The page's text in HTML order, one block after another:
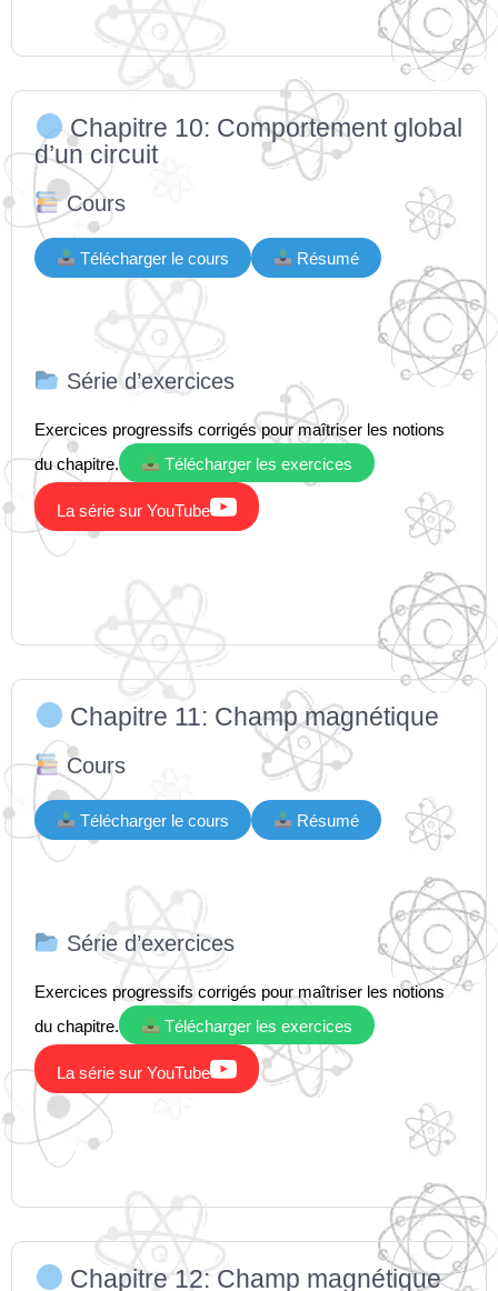
Chapitre 10: Comportement global
d’un circuit
Cours
Télécharger le cours Résumé
Série d’exercices
Exercices progressifs corrigés pour maîtriser les notions
du chapitre.
Télécharger les exercices
La série sur YouTube
Chapitre 11: Champ magnétique
Cours
Télécharger le cours Résumé
Série d’exercices
Exercices progressifs corrigés pour maîtriser les notions
du chapitre.
Télécharger les exercices
La série sur YouTube
Chapitre 12: Champ magnétique